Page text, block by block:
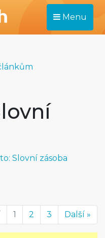
Menu
Slovní zásoba
1 2 3 Další »